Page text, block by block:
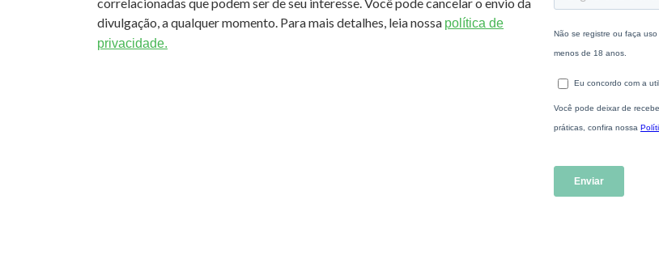
divulgação, a qualquer momento. Para mais detalhes, leia nossa política de
privacidade.